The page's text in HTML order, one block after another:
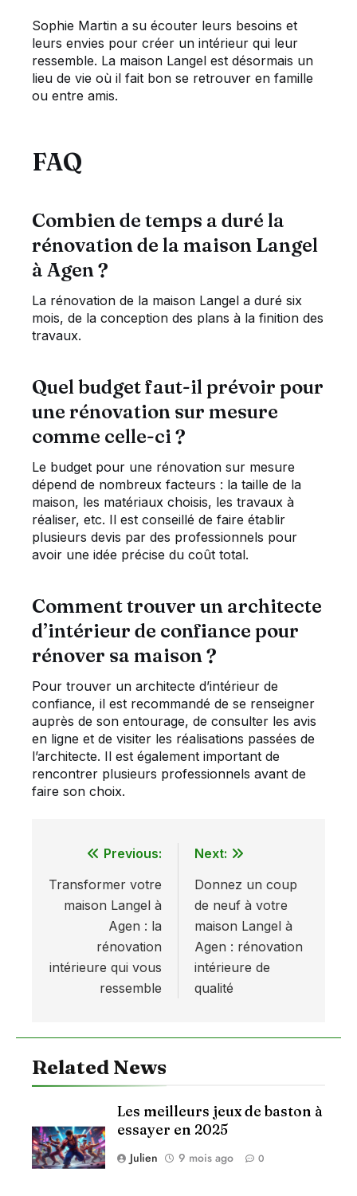
Sophie Martin a su écouter leurs besoins et
leurs envies pour créer un intérieur qui leur
ressemble. La maison Langel est désormais un
lieu de vie où il fait bon se retrouver en famille
ou entre amis.
FAQ
Combien de temps a duré la
rénovation de la maison Langel
à Agen ?
La rénovation de la maison Langel a duré six
mois, de la conception des plans à la finition des
travaux.
Quel budget faut-il prévoir pour
une rénovation sur mesure
comme celle-ci ?
Le budget pour une rénovation sur mesure
dépend de nombreux facteurs : la taille de la
maison, les matériaux choisis, les travaux à
réaliser, etc. Il est conseillé de faire établir
plusieurs devis par des professionnels pour
avoir une idée précise du coût total.
Comment trouver un architecte
d’intérieur de confiance pour
rénover sa maison ?
Pour trouver un architecte d’intérieur de
confiance, il est recommandé de se renseigner
auprès de son entourage, de consulter les avis
en ligne et de visiter les réalisations passées de
l’architecte. Il est également important de
rencontrer plusieurs professionnels avant de
faire son choix.
Navigation
de
l’article
Previous:
Transformer votre
maison Langel à
Agen : la
rénovation
intérieure qui vous
ressemble
Next:
Donnez un coup
de neuf à votre
maison Langel à
Agen : rénovation
intérieure de
qualité
Related News
Les meilleurs jeux de baston à
essayer en 2025
Julien 9 mois ago 0